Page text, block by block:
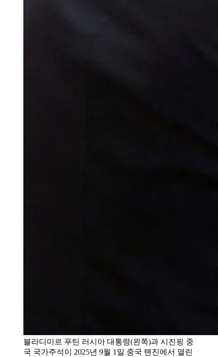
블라디미르 푸틴 러시아 대통령(왼쪽)과 시진핑 중
국 국가주석이 2025년 9월 1일 중국 톈진에서 열린